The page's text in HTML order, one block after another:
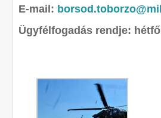
E-mail:
Ügyfélfogadás rendje: